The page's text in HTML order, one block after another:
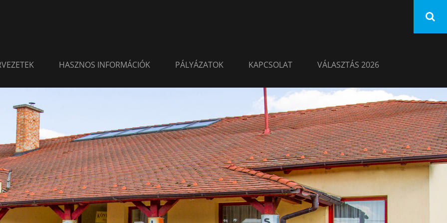
HASZNOS INFORMÁCIÓK PÁLYÁZATOK KAPCSOLAT VÁLASZTÁS 2026